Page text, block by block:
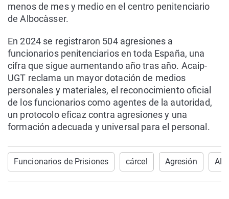
menos de mes y medio en el centro penitenciario
de Albocàsser.
En 2024 se registraron 504 agresiones a
funcionarios penitenciarios en toda España, una
cifra que sigue aumentando año tras año. Acaip-
UGT reclama un mayor dotación de medios
personales y materiales, el reconocimiento oficial
de los funcionarios como agentes de la autoridad,
un protocolo eficaz contra agresiones y una
formación adecuada y universal para el personal.
Funcionarios de Prisiones cárcel Agresión